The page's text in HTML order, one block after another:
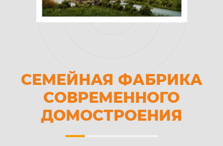
СЕМЕЙНАЯ ФАБРИКА
СОВРЕМЕННОГО
ДОМОСТРОЕНИЯ